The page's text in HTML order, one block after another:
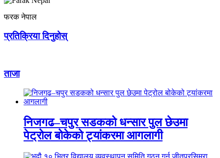
फरक नेपाल
प्रतिक्रिया दिनुहोस्
ताजा
निजगढ–चपुर सडकको धन्सार पुल छेउमा
पेट्रोल बोकेको ट्यांकरमा आगलागी